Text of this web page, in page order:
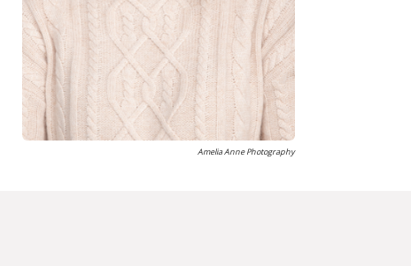
Amelia Anne Photography